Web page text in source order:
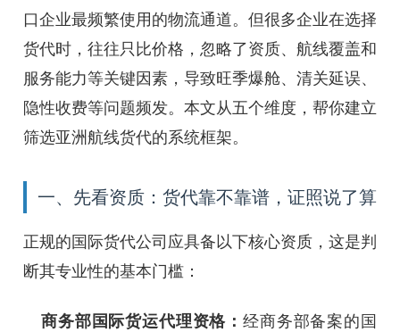
口企业最频繁使用的物流通道。但很多企业在选择
货代时，往往只比价格，忽略了资质、航线覆盖和
服务能力等关键因素，导致旺季爆舱、清关延误、
隐性收费等问题频发。本文从五个维度，帮你建立
筛选亚洲航线货代的系统框架。
一、先看资质：货代靠不靠谱，证照说了算
正规的国际货代公司应具备以下核心资质，这是判
断其专业性的基本门槛：
商务部国际货运代理资格：经商务部备案的国